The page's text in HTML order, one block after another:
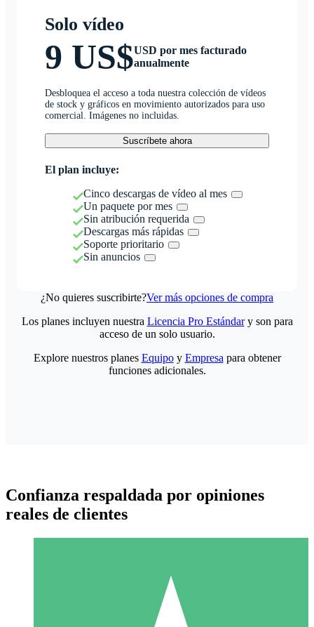
Solo vídeo
9 US$USD por mes facturado
anualmente
Desbloquea el acceso a toda nuestra colección de vídeos
de stock y gráficos en movimiento autorizados para uso
comercial. Imágenes no incluidas.
Suscríbete ahora
El plan incluye:
Cinco descargas de vídeo al mes
Un paquete por mes
Sin atribución requerida
Descargas más rápidas
Soporte prioritario
Sin anuncios
¿No quieres suscribirte?Ver más opciones de compra
Paquetes de Créditos Individuales
Los planes incluyen nuestra Licencia Pro Estándary son para
acceso de un solo usuario.
Explore nuestros planes Equipoy Empresa para obtener
funciones adicionales.
Confianza respaldada por opiniones
reales de clientes